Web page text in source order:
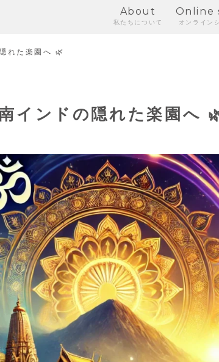
About
私たちについて
Online
オンライン
れた楽園へ 🌿
ンドの隠れた楽園へ